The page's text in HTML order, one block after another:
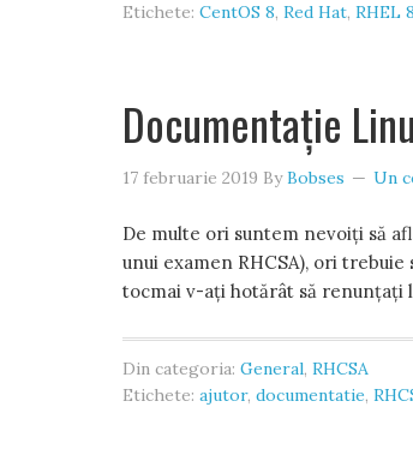
Etichete: CentOS 8, Red Hat, RHEL 8
Documentație
17 februarie 2019 ByBobses Un
De multe ori suntem nevoiți să
unui examen RHCSA), ori
tocmai v-ați hotărât să renunțați
Din categoria: General, RHCSA
Etichete: ajutor, documentatie,